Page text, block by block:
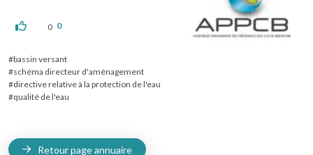
0 0
bassin versant
schéma directeur d'aménagement
directive relative à la protection de l'eau
qualité de l'eau
Retour page annuaire